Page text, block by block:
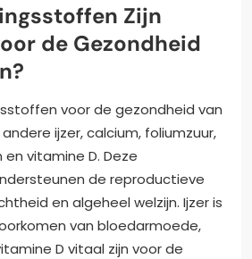
Zijn
de Gezondheid
voor de gezondheid van
ijzer, calcium, foliumzuur,
vitamine D. Deze
de reproductieve
en algeheel welzijn. Ijzer is
van bloedarmoede,
D vitaal zijn voor de